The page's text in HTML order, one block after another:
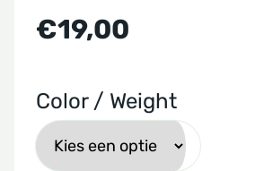
€19,00
Color / Weight